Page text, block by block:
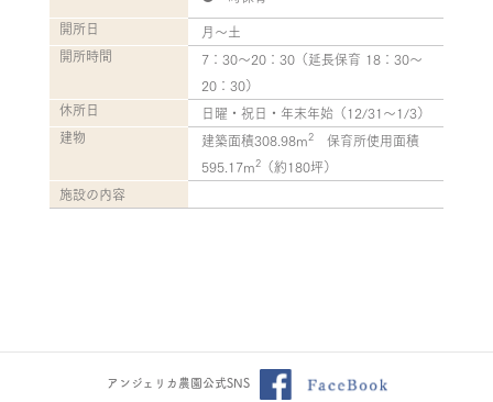
開所日
月～土
開所時間
7：30～20：30（延長保育 18：30～
20：30）
休所日
日曜・祝日・年末年始（12/31～1/3）
建物
建築面積308.98m 2
保育所使用面積
595.17m 2 （約180坪）
施設の内容
アンジェリカ農園公式SNS